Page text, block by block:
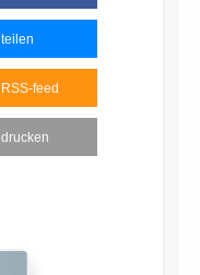
teilen
RSS-feed
drucken